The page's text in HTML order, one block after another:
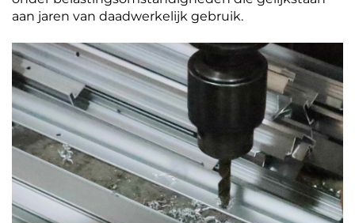
aan jaren van daadwerkelijk gebruik.